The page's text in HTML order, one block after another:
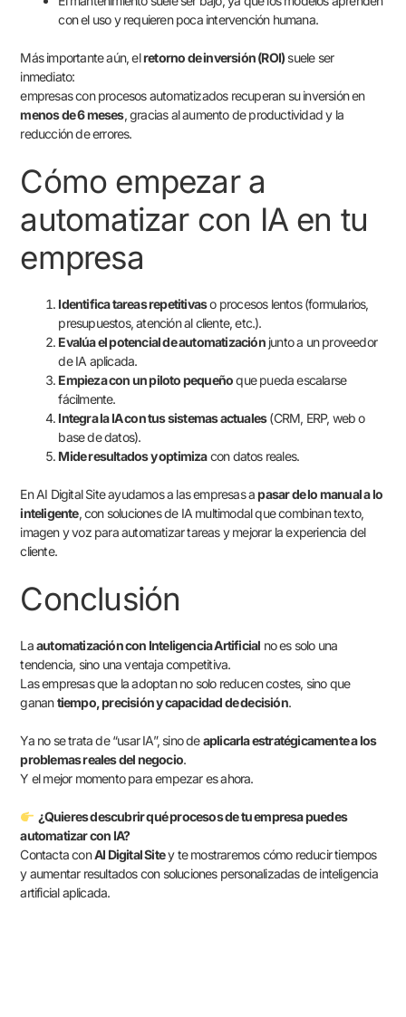
con el uso y requieren poca intervención humana.
Más importante aún, elretorno de inversión (ROI) suele ser
inmediato:
empresas con procesos automatizados recuperan su inversión en
menos de 6 meses, gracias al aumento de productividad y la
reducción de errores.
Cómo empezar a
automatizar con IA en tu
empresa
Identifica tareas repetitivaso procesos lentos (formularios,
presupuestos, atención al cliente, etc.).
Evalúa el potencial de automatizaciónjunto a un proveedor
de IA aplicada.
Empieza con un piloto pequeñoque pueda escalarse
fácilmente.
Integra la IA con tus sistemas actuales(CRM, ERP, web o
base de datos).
Mide resultados y optimizacon datos reales.
En AI Digital Site ayudamos a las empresas apasar de lo manual a lo
inteligente, con soluciones de IA multimodal que combinan texto,
imagen y voz para automatizar tareas y mejorar la experiencia del
cliente.
Conclusión
Laautomatización con Inteligencia Artificial no es solo una
tendencia, sino una ventaja competitiva.
Las empresas que la adoptan no solo reducen costes, sino que
ganantiempo, precisión y capacidad de decisión.
Ya no se trata de “usar IA”, sino deaplicarla estratégicamente a los
problemas reales del negocio.
Y el mejor momento para empezar es ahora.
¿Quieres descubrir qué procesos de tu empresa puedes
automatizar con IA?
Contacta conAI Digital Sitey te mostraremos cómo reducir tiempos
y aumentar resultados con soluciones personalizadas de inteligencia
artificial aplicada.